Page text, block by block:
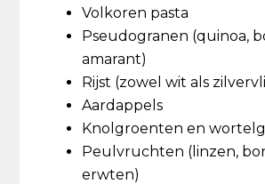
Volkoren pasta
Pseudogranen (quinoa,
amarant)
Rijst (zowel wit als
Aardappels
Knolgroenten en
Peulvruchten (linzen,
erwten)